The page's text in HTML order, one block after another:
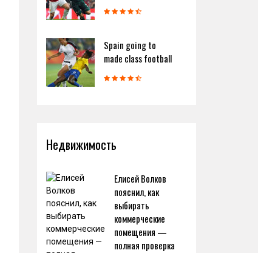
Spain going to
made class football
Недвижимость
Елисей Волков
пояснил, как
выбирать
коммерческие
помещения —
полная проверка